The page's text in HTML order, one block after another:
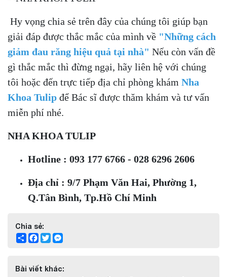
Hy vọng chia sẻ trên đây của chúng tôi giúp bạn
giải đáp được thắc mắc của mình về "Những cách
giảm đau răng hiệu quả tại nhà" Nếu còn vấn đề
gì thắc mắc thì đừng ngại, hãy liên hệ với chúng
tôi hoặc đến trực tiếp địa chỉ phòng khám Nha
Khoa Tulip để Bác sĩ được thăm khám và tư vấn
miễn phí nhé.
NHA KHOA TULIP
Hotline : 093 177 6766 - 028 6296 2606
Địa chỉ : 9/7 Phạm Văn Hai, Phường 1,
Q.Tân Bình, Tp.Hồ Chí Minh
Chia sẻ:
ShareFacebook
Twitter
Bài viết khác: